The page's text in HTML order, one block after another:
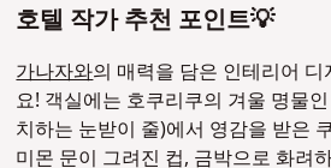
호텔 작가 추천 포인트💡
가나자와의 매력을 담은 인테리어
요! 객실에는 호쿠리쿠의 겨울 명물인
치하는 눈받이 줄)에서 영감을 받은
미몬 문이 그려진 컵, 금박으로 화려